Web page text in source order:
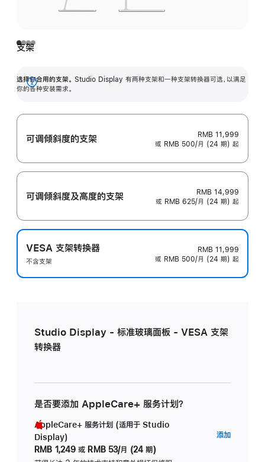
支架
选择你合用的支架。 Studio Display 有两种支架和一种支架转换器可选，以满足
你的各种安装需求。
展
可调倾斜度的支架
RMB 11,999
或 RMB 500/月 (24 期) 起
可调倾斜度及高‍度的支‍架
RMB 14,999
或 RMB 625/月 (24 期) 起
VESA 支架转换器
不含支架
RMB 11,999
或 RMB 500/月 (24 期) 起
Studio Display - 标准玻璃面板 - VESA 支架
转换器
是否要添加 AppleCare+ 服务计划？
AppleCare+ 服务计划 (适用于 Studio
Display)
RMB 1,249 或 RMB 53/月 (24 期)
添加